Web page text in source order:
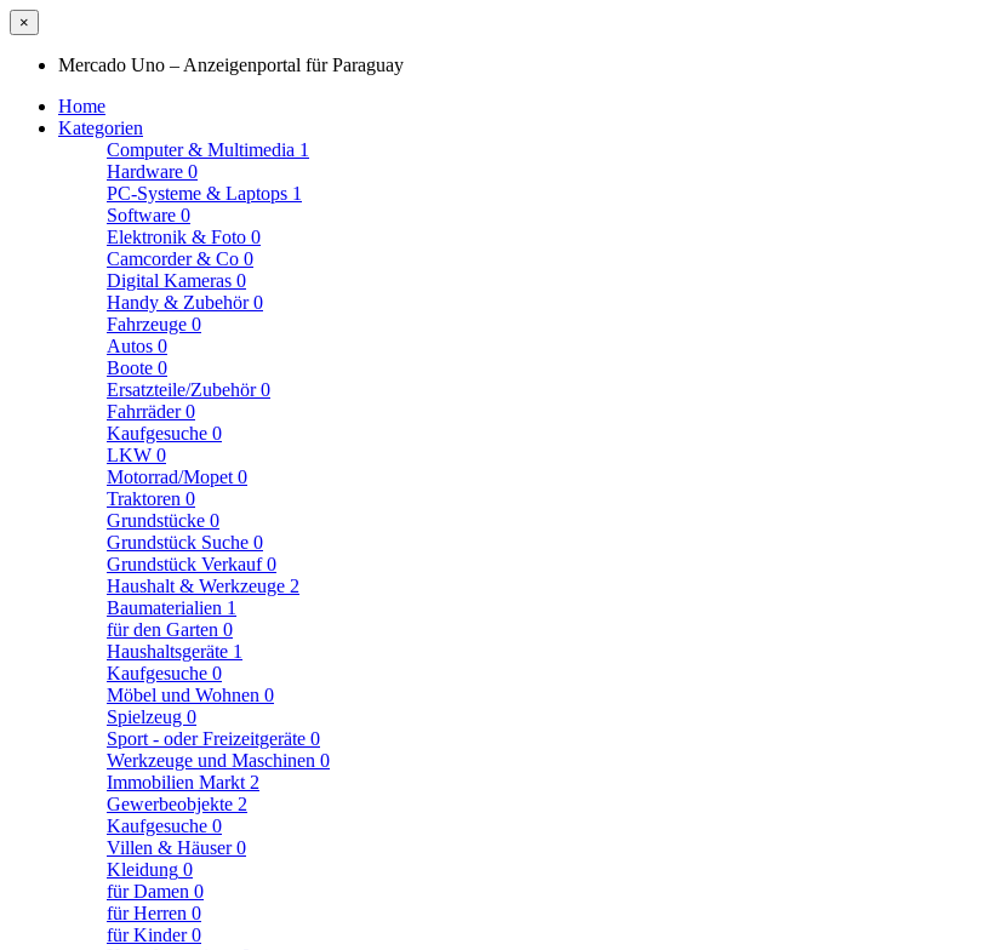
×
Mercado Uno – Anzeigenportal für Paraguay
Home
Kategorien
Computer & Multimedia 1
Hardware 0
PC-Systeme & Laptops 1
Software 0
Elektronik & Foto 0
Camcorder & Co 0
Digital Kameras 0
Handy & Zubehör0
Fahrzeuge 0
Autos 0
Boote 0
Ersatzteile/Zubehör0
Fahrräder0
Kaufgesuche 0
LKW 0
Motorrad/Mopet 0
Traktoren 0
Grundstücke 0
Grundstück Suche 0
Grundstück Verkauf0
Haushalt & Werkzeuge 2
Baumaterialien 1
für den Garten 0
Haushaltsgeräte 1
Kaufgesuche 0
Möbel und Wohnen 0
Spielzeug 0
Sport - oder Freizeitgeräte 0
Werkzeuge und Maschinen 0
Immobilien Markt 2
Gewerbeobjekte 2
Kaufgesuche 0
Villen & Häuser0
Kleidung 0
für Damen 0
für Herren 0
für Kinder0